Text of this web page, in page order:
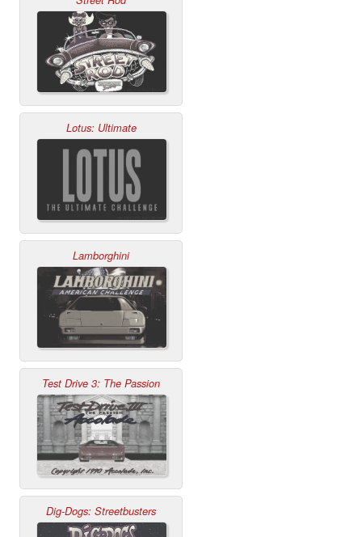
Lotus: Ultimate
Lamborghini
Test Drive 3: The Passion
Dig-Dogs: Streetbusters